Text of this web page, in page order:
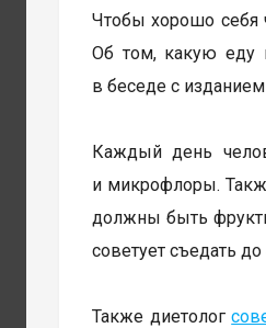
Чтобы хорошо себя
Об том, какую еду
в беседе с изданием
Каждый день
и микрофлоры.
должны быть
советует съедать
Также диетолог